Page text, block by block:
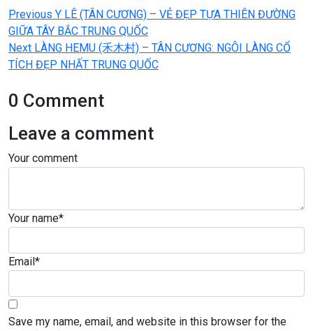
hướng
bài
viết
Previous Previous
post:
Y LÊ (TÂN CƯƠNG) – VẺ ĐẸP TỰA THIÊN ĐƯỜNG
GIỮA TÂY BẮC TRUNG QUỐC
Next Next
post:
LÀNG HEMU (禾木村) – TÂN CƯƠNG: NGÔI LÀNG CỔ
TÍCH ĐẸP NHẤT TRUNG QUỐC
0 Comment
Leave a comment
Your comment
Your name*
Email*
Save my name, email, and website in this browser for the